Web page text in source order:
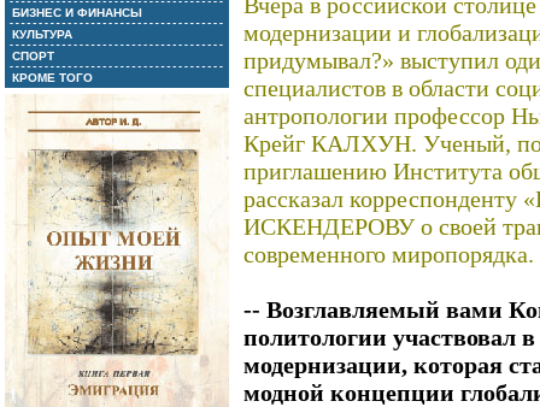
БИЗНЕС И ФИНАНСЫ
КУЛЬТУРА
СПОРТ
КРОМЕ ТОГО
модернизации и
придумывал?» выступил
специалистов в области
антропологии профессор
Крейг КАЛХУН. Ученый,
приглашению Института
рассказал корреспонденту
ИСКЕНДЕРОВУ о своей
современного миропорядка.
-- Возглавляемый вами
политологии участвовал
модернизации, которая
модной концепции